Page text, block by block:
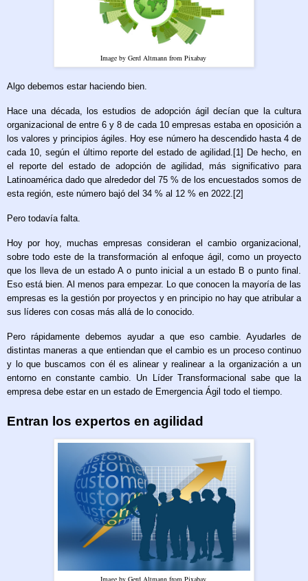
Image by Gerd Altmann from Pixabay
Algo debemos estar haciendo bien.
Hace una década, los estudios de adopción ágil decían que la cultura
organizacional de entre 6 y 8 de cada 10 empresas estaba en oposición a
los valores y principios ágiles. Hoy ese número ha descendido hasta 4 de
cada 10, según el último reporte del estado de agilidad.[1] De hecho, en
el reporte del estado de adopción de agilidad, más significativo para
Latinoamérica dado que alrededor del 75 % de los encuestados somos de
esta región, este número bajó del 34 % al 12 % en 2022.[2]
Pero todavía falta.
Hoy por hoy, muchas empresas consideran el cambio organizacional,
sobre todo este de la transformación al enfoque ágil, como un proyecto
que los lleva de un estado A o punto inicial a un estado B o punto final.
Eso está bien. Al menos para empezar. Lo que conocen la mayoría de las
empresas es la gestión por proyectos y en principio no hay que atribular a
sus líderes con cosas más allá de lo conocido.
Pero rápidamente debemos ayudar a que eso cambie. Ayudarles de
distintas maneras a que entiendan que el cambio es un proceso continuo
y lo que buscamos con él es alinear y realinear a la organización a un
entorno en constante cambio. Un Líder Transformacional sabe que la
empresa debe estar en un estado de Emergencia Ágil todo el tiempo.
Entran los expertos en agilidad